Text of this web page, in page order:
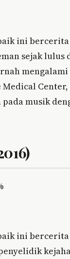
ini
sejak lulus
mengalami
musik
ini